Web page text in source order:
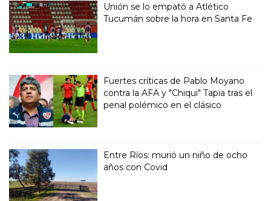
Unión se lo empató a Atlético
Tucumán sobre la hora en Santa Fe
Fuertes críticas de Pablo Moyano
contra la AFA y "Chiqui" Tapia tras el
penal polémico en el clásico
Entre Ríos: murió un niño de ocho
años con Covid